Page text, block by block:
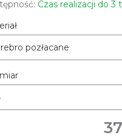
Czas realizacji do 3
pozłacane